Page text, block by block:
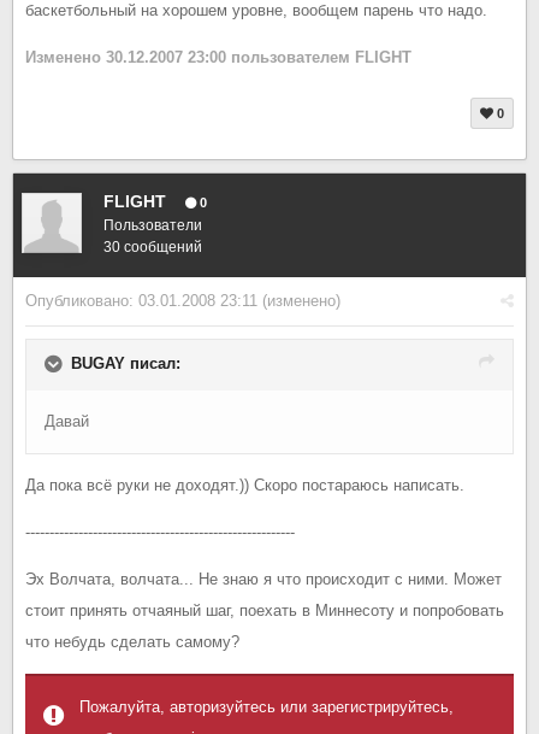
баскетбольный на хорошем уровне, вообщем парень что надо.
Изменено 30.12.2007 23:00 пользователем FLIGHT
0
FLIGHT 0
Пользователи
30 сообщений
Опубликовано: 03.01.2008 23:11 (изменено)
BUGAY писал:
Давай
Да пока всё руки не доходят.)) Скоро постараюсь написать.
--------------------------------------------------------
Эх Волчата, волчата... Не знаю я что происходит с ними. Может
стоит принять отчаяный шаг, поехать в Миннесоту и попробовать
что небудь сделать самому?
Пожалуйта, авторизуйтесь или зарегистрируйтесь,